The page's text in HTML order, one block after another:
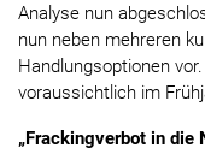
Analyse nun
nun neben mehreren
Handlungsoptionen
voraussichtlich im
„Frackingverbot in die